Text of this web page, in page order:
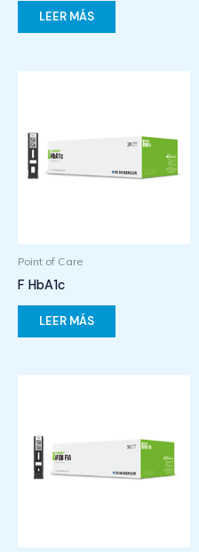
LEER MÁS
Point of Care
F HbA1c
LEER MÁS